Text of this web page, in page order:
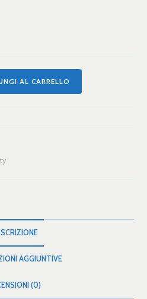
AL CARRELLO
AGGIUNTIVE
(0)